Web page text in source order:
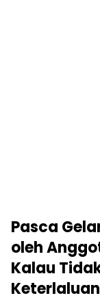
Pasca
oleh
Kalau
Keterlaluan